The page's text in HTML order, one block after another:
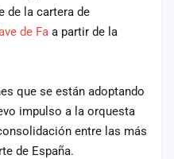
de la cartera de
de Fa a partir de la
que se están adoptando
impulso a la orquesta
entre las más
de España.